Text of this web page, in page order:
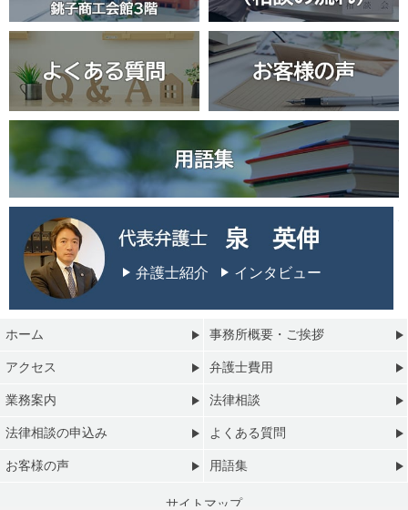
弁護士紹介 インタビュー
ホーム 事務所概要・ご挨拶
アクセス 弁護士費用
業務案内 法律相談
法律相談の申込み よくある質問
お客様の声 用語集
サイトマップ